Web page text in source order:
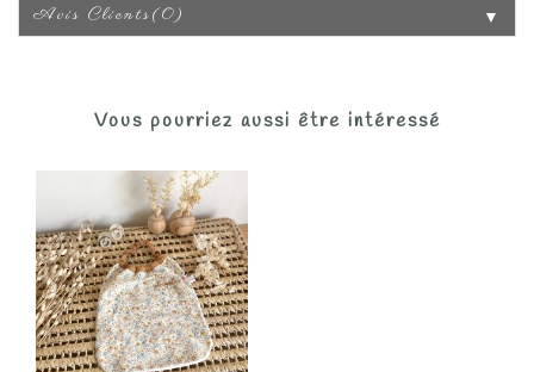
Avis Clients(0) ▼
Vous pourriez aussi être intéressé